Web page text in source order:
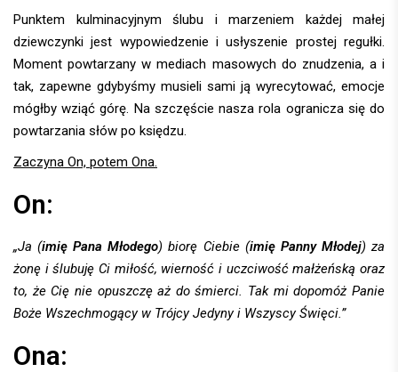
Punktem kulminacyjnym ślubu i marzeniem każdej małej
dziewczynki jest wypowiedzenie i usłyszenie prostej regułki.
Moment powtarzany w mediach masowych do znudzenia, a i
tak, zapewne gdybyśmy musieli sami ją wyrecytować, emocje
mógłby wziąć górę. Na szczęście nasza rola ogranicza się do
powtarzania słów po księdzu.
Zaczyna On, potem Ona.
On:
„Ja (imię Pana Młodego) biorę Ciebie (imię Panny Młodej) za
żonę i ślubuję Ci miłość, wierność i uczciwość małżeńską oraz
to, że Cię nie opuszczę aż do śmierci. Tak mi dopomóż Panie
Boże Wszechmogący w Trójcy Jedyny i Wszyscy Święci.”
Ona: